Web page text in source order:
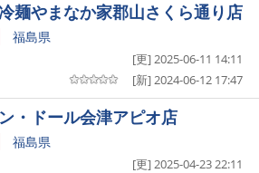
麺やまなか家郡山さくら通り店
福島県
[更] 2025-06-11 14:11
[新] 2024-06-12 17:47
・ドール会津アピオ店
福島県
[更] 2025-04-23 22:11